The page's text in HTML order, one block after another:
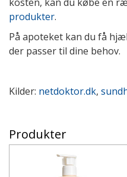
produkter.
På apoteket kan du få
der passer til dine behov.
Kilder: netdoktor.dk,
Produkter